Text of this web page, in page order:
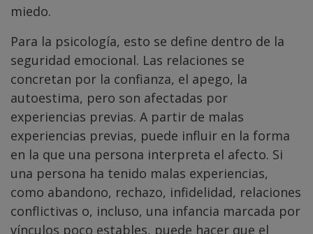
miedo.
Para la psicología, esto se define dentro de la
seguridad emocional. Las relaciones se
concretan por la confianza, el apego, la
autoestima, pero son afectadas por
experiencias previas. A partir de malas
experiencias previas, puede influir en la forma
en la que una persona interpreta el afecto. Si
una persona ha tenido malas experiencias,
como abandono, rechazo, infidelidad, relaciones
conflictivas o, incluso, una infancia marcada por
vínculos poco estables, puede hacer que el